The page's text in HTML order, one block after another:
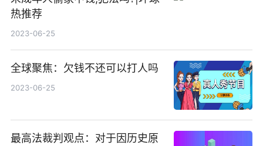
热推荐
2023-06-25
全球聚焦：欠钱不还可以打人吗
2023-06-25
最高法裁判观点：对于因历史原